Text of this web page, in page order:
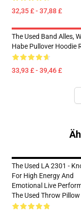
32,35 £ - 37,88 £
The Used Band Alles,
Habe Pullover Hoodie
33,93 £ - 39,46 £
The Used LA 2301 -
For High Energy And
Emotional Live
The Used Throw Pillow